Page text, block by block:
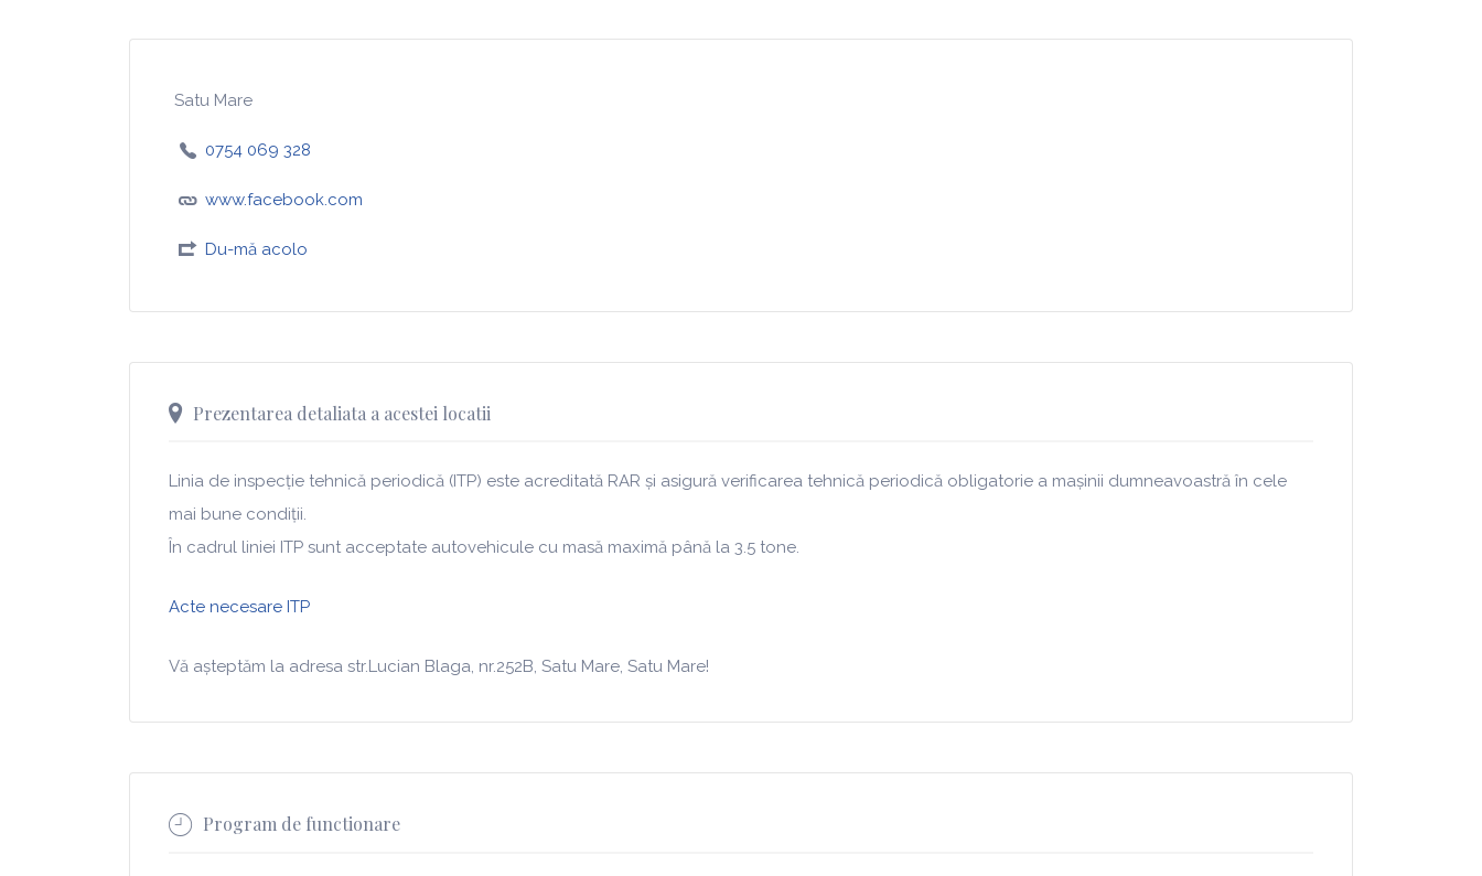
Satu Mare
0754 069 328
www.facebook.com
Du-mă acolo
Prezentarea detaliata a acestei locatii
Linia de inspecție tehnică periodică (ITP) este acreditată RAR și asigură verificarea tehnică periodică obligatorie a mașinii dumneavoastră în cele
mai bune condiții.
În cadrul liniei ITP sunt acceptate autovehicule cu masă maximă până la 3.5 tone.
Acte necesare ITP
Vă așteptăm la adresa str.Lucian Blaga, nr.252B, Satu Mare, Satu Mare!
Program de functionare